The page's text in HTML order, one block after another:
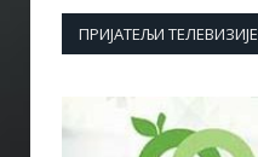
ПРИЈАТЕЉИ ТЕЛЕВИЗИЈЕ